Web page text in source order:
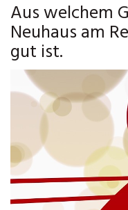
Aus welchem
Neuhaus am
gut ist.